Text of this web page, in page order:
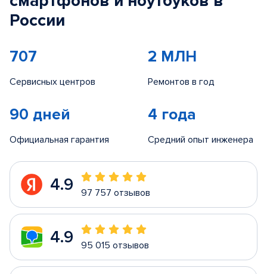
России
707
Сервисных центров
2 МЛН
Ремонтов в год
90 дней
Официальная гарантия
4 года
Средний опыт инженера
4.9 97 757 отзывов
4.9 95 015 отзывов